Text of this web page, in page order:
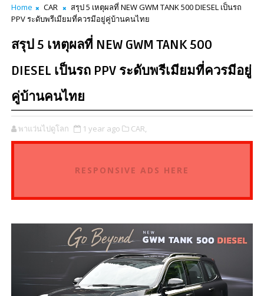
Home CAR
สรุป 5 เหตุผลที่ NEW GWM TANK 500 DIESEL เป็นรถ
PPV ระดับพรีเมียมที่ควรมีอยู่คู่บ้านคนไทย
สรุป 5 เหตุผลที่ NEW GWM TANK 500
DIESEL เป็นรถ PPV ระดับพรีเมียมที่ควรมีอยู่
คู่บ้านคนไทย
พาแว่นไปดูโลก 1 year ago CAR,
RESPONSIVE ADS HERE